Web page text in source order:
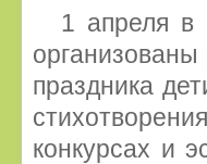
1 апреля в
организованы
праздника
конкурсах и